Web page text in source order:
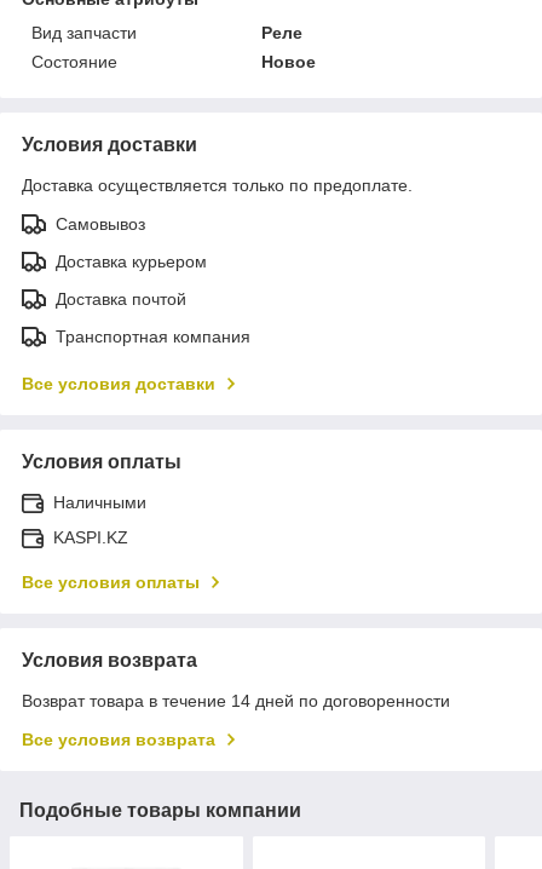
Вид запчасти
Реле
Состояние
Новое
Условия доставки
Доставка осуществляется только по предоплате.
Самовывоз
Доставка курьером
Доставка почтой
Транспортная компания
Все условия доставки
Условия оплаты
Наличными
KASPI.KZ
Все условия оплаты
Условия возврата
Возврат товара в течение 14 дней по договоренности
Все условия возврата
Подобные товары компании